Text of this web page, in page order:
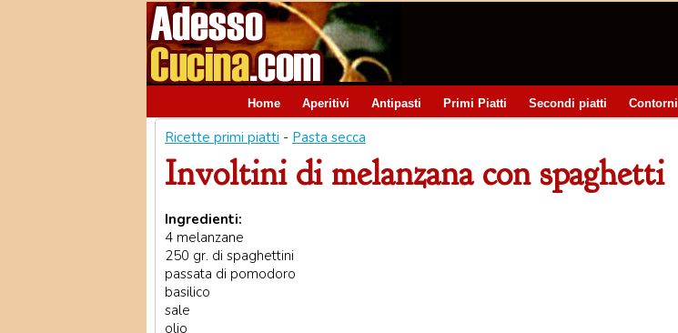
Home Aperitivi Antipasti Primi Piatti Secondi piatti Contorni
Ricette primi piatti - Pasta secca
Involtini di melanzana con spaghetti
Ingredienti:
4 melanzane
250 gr. di spaghettini
passata di pomodoro
basilico
sale
olio